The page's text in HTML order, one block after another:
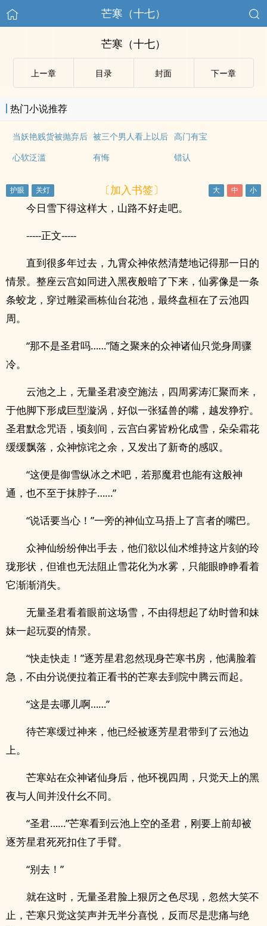
芒寒（十七）
芒寒（十七）
上ー章 目录 封面 下ー章
热门小说推荐
当妖艳贱货被抛弃后 被三个男人看上以后 高门有宝
心软泛滥
有悔 错认
〔加入书签〕
今日雪下得这样大，山路不好走吧。
-----正文-----
直到很多年过去，九霄众神依然清楚地记得那一日的
情景。整座云宫如同进入黑夜般暗了下来，仙雾像是一条
条蛟龙，穿过雕梁画栋仙台花池，最终盘桓在了云池四
周。
“那不是圣君吗……”随之聚来的众神诸仙只觉身周骤
冷。
云池之上，无量圣君凌空施法，四周雾涛汇聚而来，
于他脚下形成巨型漩涡，好似一张猛兽的嘴，越发狰狞。
圣君默念咒语，顷刻间，云宫白雾皆粉化成雪，朵朵霜花
缓缓飘落，众神惊诧之余，又发出了新奇的感叹。
“这便是御雪纵冰之术吧，若那魔君也能有这般神
通，也不至于抹脖子……”
“说话要当心！”一旁的神仙立马捂上了言者的嘴巴。
众神仙纷纷伸出手去，他们欲以仙术维持这片刻的玲
珑形状，但谁也无法阻止雪花化为水雾，只能眼睁睁看着
它渐渐消失。
无量圣君看着眼前这场雪，不由得想起了幼时曾和妹
妹一起玩耍的情景。
“快走快走！”逐芳星君忽然现身芒寒书房，他满脸着
急，不由分说便拉着正看书的芒寒去到院中腾云而起。
“这是去哪儿啊……”
待芒寒缓过神来，他已经被逐芳星君带到了云池边
上。
芒寒站在众神诸仙身后，他环视四周，只觉天上的黑
夜与人间并没什幺不同。
“圣君……”芒寒看到云池上空的圣君，刚要上前却被
逐芳星君死死扣住了手臂。
“别去！”
就在这时，无量圣君脸上狠厉之色尽现，忽然大笑不
止，芒寒只觉这笑声并无半分喜悦，反而尽是悲痛与绝